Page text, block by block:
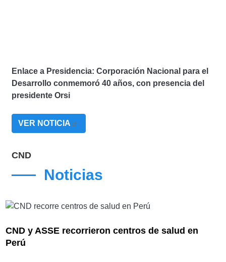
Enlace a Presidencia: Corporación Nacional para el
Desarrollo conmemoró 40 años, con presencia del
presidente Orsi
VER NOTICIA
CND
Noticias
CND y ASSE recorrieron centros de salud en
Perú